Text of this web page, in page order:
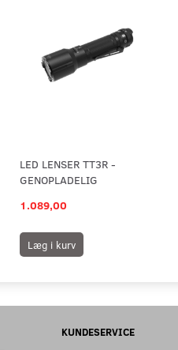
LED LENSER TT3R -
GENOPLADELIG
1.089,00
Læg i kurv
KUNDESERVICE